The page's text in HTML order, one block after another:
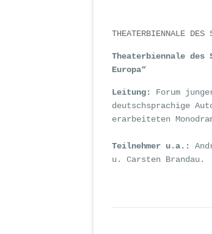
THEATERBIENNALE DES
Theaterbiennale des
Europa“
Leitung: Forum
deutschsprachige
erarbeiteten
Teilnehmer u.a.:
u. Carsten Brandau.